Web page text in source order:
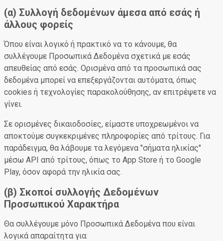
(α) Συλλογή δεδομένων άμεσα από εσάς ή
άλλους φορείς
Όπου είναι λογικό ή πρακτικό να το κάνουμε, θα
συλλέγουμε Προσωπικά Δεδομένα σχετικά με εσάς
απευθείας από εσάς. Ορισμένα από τα προσωπικά σας
δεδομένα μπορεί να επεξεργάζονται αυτόματα, όπως
cookies ή τεχνολογίες παρακολούθησης, αν επιτρέψετε να
γίνει.
Σε ορισμένες δικαιοδοσίες, είμαστε υποχρεωμένοι να
αποκτούμε συγκεκριμένες πληροφορίες από τρίτους. Για
παράδειγμα, θα λάβουμε τα λεγόμενα "σήματα ηλικίας"
μέσω API από τρίτους, όπως το App Store ή το Google
Play, όσον αφορά την ηλικία σας.
(β) Σκοποί συλλογής Δεδομένων
Προσωπικού Χαρακτήρα
Θα συλλέγουμε μόνο Προσωπικά Δεδομένα που είναι
λογικά απαραίτητα για: